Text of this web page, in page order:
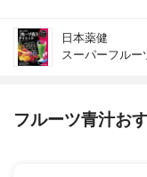
日本薬健
スーパーフルー
フルーツ青汁お